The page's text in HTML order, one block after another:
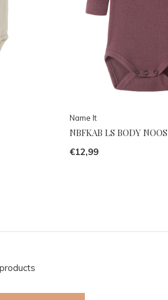
Name It
NBFKAB LS BODY NOOS
€12,99